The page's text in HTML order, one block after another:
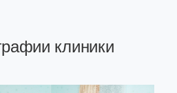
клиники